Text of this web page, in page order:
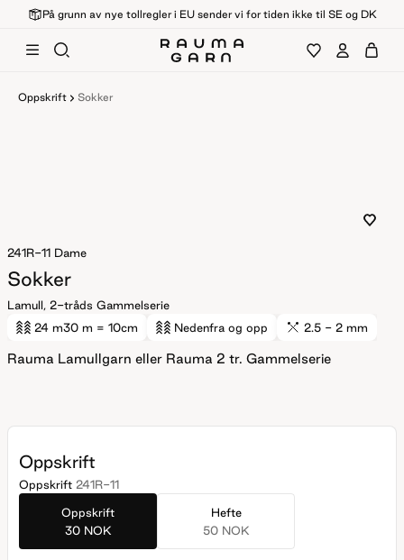
På grunn av nye tollregler i EU sender vi for tiden ikke til SE og DK
Oppskrift Sokker
241R-11 Dame
Sokker
Lamull, 2-tråds Gammelserie
24 m30 m = 10cm Nedenfra og opp 2.5 - 2 mm
Rauma Lamullgarn eller Rauma 2 tr. Gammelserie
Oppskrift
Oppskrift 241R-11
Oppskrift
30 NOK
Hefte
50 NOK